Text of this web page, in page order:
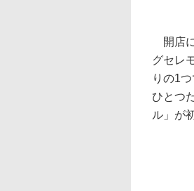
開店
グセレ
りの1
ひとつ
ル」が